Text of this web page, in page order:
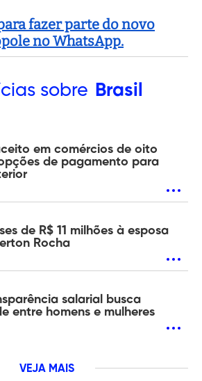
fazer parte do novo
no WhatsApp.
sobre Brasil
em comércios de oito
de pagamento para
de R$ 11 milhões à esposa
Rocha
salarial busca
entre homens e mulheres
VEJA MAIS